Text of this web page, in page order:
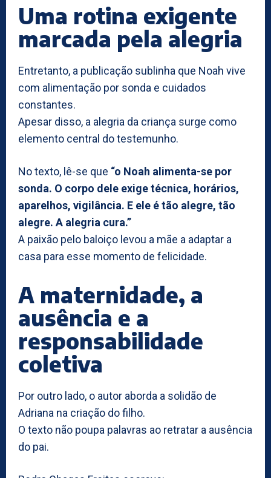
Uma rotina exigente
marcada pela alegria
Entretanto, a publicação sublinha que Noah vive
com alimentação por sonda e cuidados
constantes.
Apesar disso, a alegria da criança surge como
elemento central do testemunho.
No texto, lê-se que “o Noah alimenta-se por
sonda. O corpo dele exige técnica, horários,
aparelhos, vigilância. E ele é tão alegre, tão
alegre. A alegria cura.”
A paixão pelo baloiço levou a mãe a adaptar a
casa para esse momento de felicidade.
A maternidade, a
ausência e a
responsabilidade
coletiva
Por outro lado, o autor aborda a solidão de
Adriana na criação do filho.
O texto não poupa palavras ao retratar a ausência
do pai.